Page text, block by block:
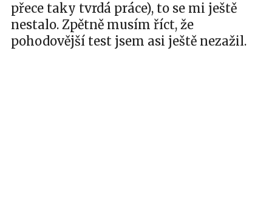
přece taky tvrdá práce), to se mi ještě
nestalo. Zpětně musím říct, že
pohodovější test jsem asi ještě nezažil.